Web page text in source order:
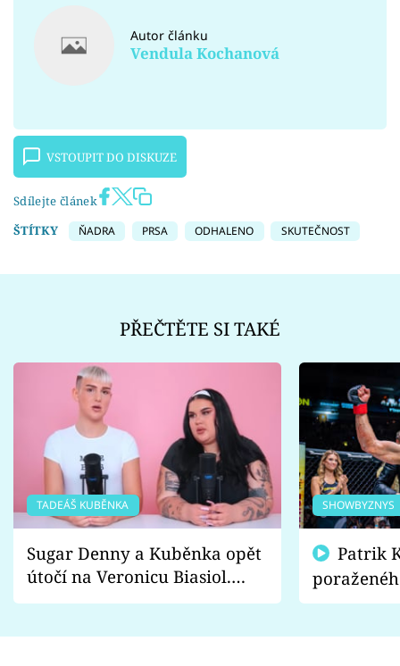
Autor článku
Vendula Kochanová
VSTOUPIT DO DISKUZE
Sdílejte článek
ŠTÍTKY
ŇADRA PRSA ODHALENO SKUTEČNOST
PŘEČTĚTE SI TAKÉ
TADEÁŠ KUBĚNKA
Sugar Denny a Kuběnka opět
útočí na Veronicu Biasiol.
Proč je podle nich falešná a
SHOWBYZNYS
fanoušci